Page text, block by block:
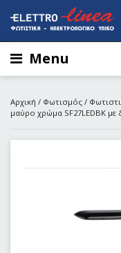
Menu
Αρχική / Φωτισμός /
μαύρο χρώμα SF27LEDBK